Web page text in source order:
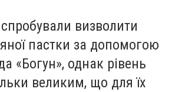
визволити
пастки за допомогою
«Богун», однак рівень
великим, що для їх